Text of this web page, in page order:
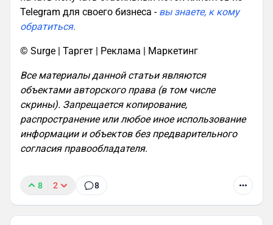
Telegram для своего бизнеса - вы знаете, к кому
обратиться.
© Surge | Таргет | Реклама | Маркетинг
Все материалы данной статьи являются
объектами авторского права (в том числе
скрины). Запрещается копирование,
распространение или любое иное использование
информации и объектов без предварительного
согласия правообладателя.
8 2 8